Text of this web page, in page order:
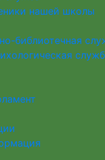
нашей школы
библиотечная